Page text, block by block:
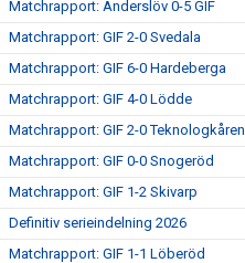
Matchrapport: Anderslöv 0-5 GIF
Matchrapport: GIF 2-0 Svedala
Matchrapport: GIF 6-0 Hardeberga
Matchrapport: GIF 4-0 Lödde
Matchrapport: GIF 2-0 Teknologkåren
Matchrapport: GIF 0-0 Snogeröd
Matchrapport: GIF 1-2 Skivarp
Definitiv serieindelning 2026
Matchrapport: GIF 1-1 Löberöd